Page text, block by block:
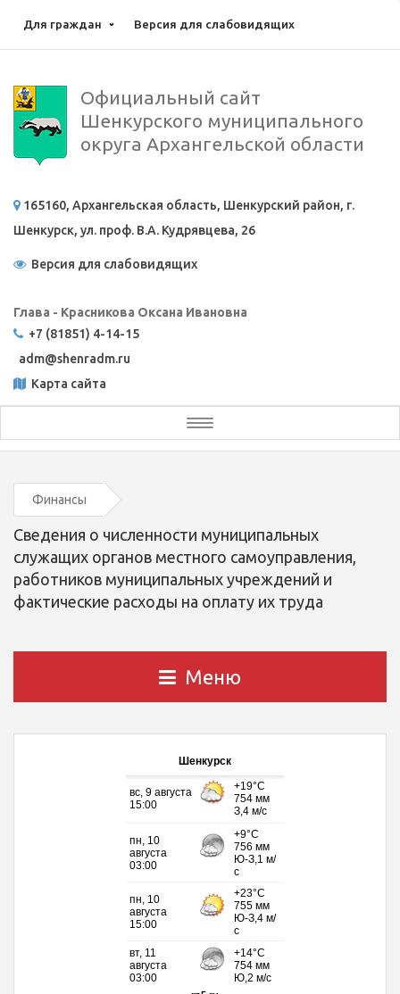
Для граждан Версия для слабовидящих
Официальный сайт
Шенкурского муниципального
округа Архангельской области
165160, Архангельская область, Шенкурский район, г.
Шенкурск, ул. проф. В.А. Кудрявцева, 26
Версия для слабовидящих
Глава - Красникова Оксана Ивановна
+7 (81851) 4-14-15
adm@shenradm.ru
Карта сайта
Toggle
navigation
Финансы
Сведения о численности муниципальных
служащих органов местного самоуправления,
работников муниципальных учреждений и
фактические расходы на оплату их труда
Меню
Шенкурск